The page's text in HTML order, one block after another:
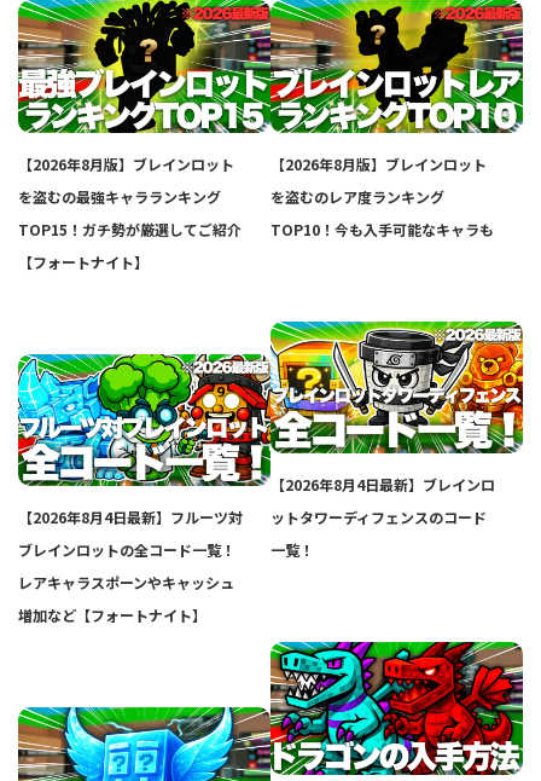
【2026年8月版】ブレインロット
を盗むの最強キャラランキング
TOP15！ガチ勢が厳選してご紹介
【フォートナイト】
【2026年8月4日最新】フルーツ対
ブレインロットの全コード一覧！
レアキャラスポーンやキャッシュ
増加など【フォートナイト】
【2026年8月版】ブレインロット
を盗むのレア度ランキング
TOP10！今も入手可能なキャラも
【2026年8月4日最新】ブレインロ
ットタワーディフェンスのコード
一覧！